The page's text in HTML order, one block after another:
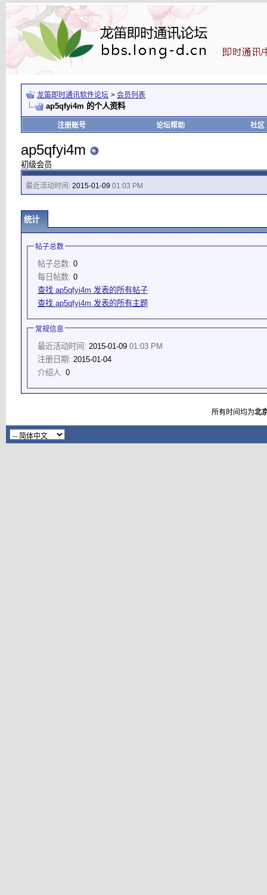
龙笛即时通讯软件论坛 > 会员列表
ap5qfyi4m 的个人资料
注册账号 论坛帮助 社区
ap5qfyi4m
初级会员
最近活动时间: 2015-01-09 01:03 PM
统计
帖子总数
帖子总数: 0
每日帖数: 0
查找 ap5qfyi4m 发表的所有帖子
查找 ap5qfyi4m 发表的所有主题
常规信息
最近活动时间: 2015-01-09 01:03 PM
注册日期: 2015-01-04
介绍人: 0
所有时间均为北